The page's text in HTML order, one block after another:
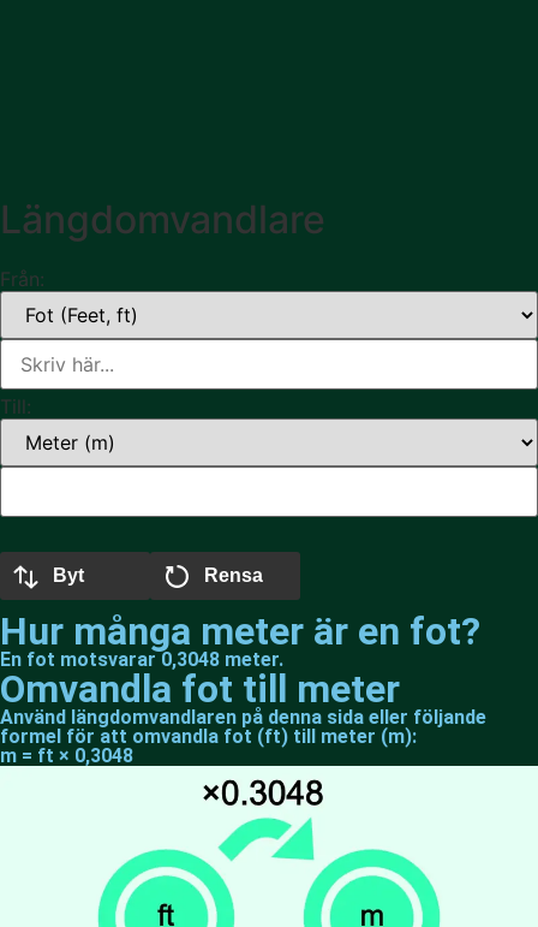
Längdomvandlare
Från:
Till:
Byt Rensa
Hur många meter är en fot?
En fot motsvarar 0,3048 meter.
Omvandla fot till meter
Använd längdomvandlaren på denna sida eller följande
formel för att omvandla fot (ft) till meter (m):
m = ft × 0,3048